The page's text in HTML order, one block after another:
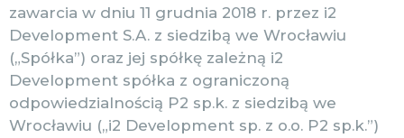
zawarcia w dniu 11 grudnia 2018 r. przez i2
Development S.A. z siedzibą we Wrocławiu
(„Spółka”) oraz jej spółkę zależną i2
Development spółka z ograniczoną
odpowiedzialnością P2 sp.k. z siedzibą we
Wrocławiu („i2 Development sp. z o.o. P2 sp.k.”)